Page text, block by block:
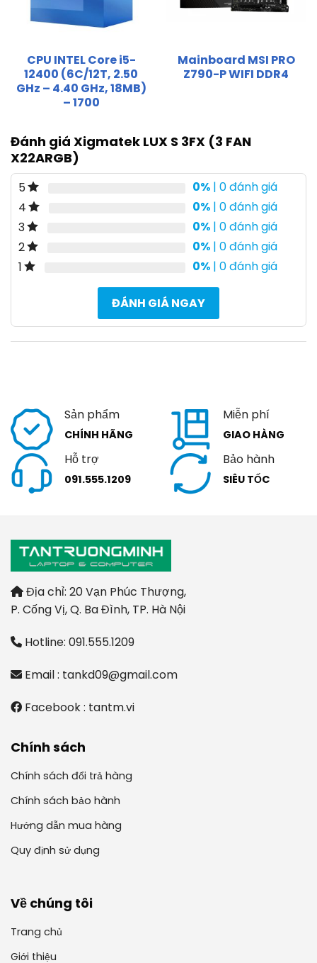
CPU INTEL Core i5-
12400 (6C/12T, 2.50
GHz – 4.40 GHz, 18MB)
– 1700
Mainboard MSI PRO
Z790-P WIFI DDR4
Đánh giá Xigmatek LUX S 3FX (3 FAN
X22ARGB)
5 0% | 0 đánh giá
4
0% | 0 đánh giá
3
0% | 0 đánh giá
2
0% | 0 đánh giá
1
0% | 0 đánh giá
ĐÁNH GIÁ NGAY
Sản phẩm
CHÍNH HÃNG
Miễn phí
GIAO HÀNG
Hỗ trợ
091.555.1209
Bảo hành
SIÊU TỐC
Địa chỉ: 20 Vạn Phúc Thượng,
P. Cống Vị, Q. Ba Đình, TP. Hà Nội
Hotline: 091.555.1209
Email : tankd09@gmail.com
Facebook : tantm.vi
Chính sách
Chính sách đổi trả hàng
Chính sách bảo hành
Hướng dẫn mua hàng
Quy định sử dụng
Về chúng tôi
Trang chủ
Giới thiệu